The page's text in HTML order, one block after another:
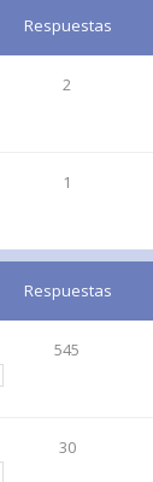
Respuestas
2
1
Respuestas
545
30